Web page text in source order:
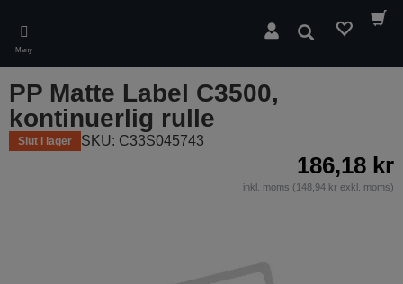
main
content
Meny
Sök
PP Matte Label C3500,
kontinuerlig rulle
Slut i lager SKU: C33S045743
186,18 kr
inkl. moms (148,94 kr exkl. moms)